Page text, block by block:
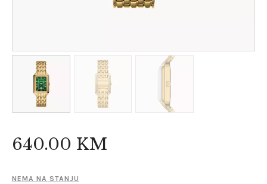
640.00 KM
NEMA NA STANJU